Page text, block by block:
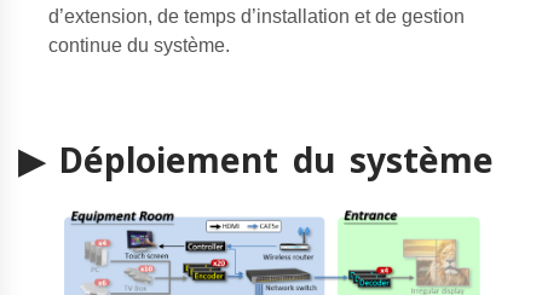
d’extension, de temps d’installation et de gestion
continue du système.
▶ Déploiement du système